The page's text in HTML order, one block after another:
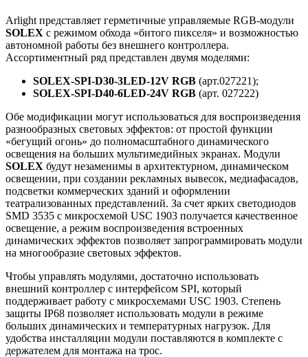
Arlight представляет герметичные управляемые RGB-модули
SOLEX с режимом обхода «битого пикселя» и возможностью
автономной работы без внешнего контроллера.
Ассортиментный ряд представлен двумя моделями:
SOLEX-SPI-D30-3LED-12V RGB (арт.027221);
SOLEX-SPI-D40-6LED-24V RGB (арт. 027222)
Обе модификации могут использоваться для воспроизведения
разнообразных световых эффектов: от простой функции
«бегущий огонь» до полномасштабного динамического
освещения на больших мультимедийных экранах. Модули
SOLEX будут незаменимы в архитектурном, динамическом
освещении, при создании рекламных вывесок, медиафасадов,
подсветки коммерческих зданий и оформлении
театрализованных представлений. За счет ярких светодиодов
SMD 3535 с микросхемой USC 1903 получается качественное
освещение, а режим воспроизведения встроенных
динамических эффектов позволяет запрограммировать модули
на многообразие световых эффектов.
Чтобы управлять модулями, достаточно использовать
внешний контроллер с интерфейсом SPI, который
поддерживает работу с микросхемами USC 1903. Степень
защиты IP68 позволяет использовать модули в режиме
больших динамических и температурных нагрузок. Для
удобства инсталляции модули поставляются в комплекте с
держателем для монтажа на трос.